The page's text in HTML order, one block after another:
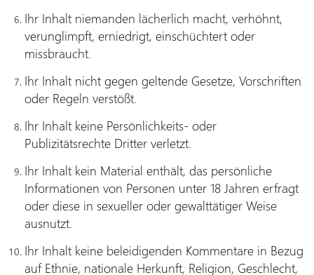
Ihr Inhalt niemanden lächerlich macht, verhöhnt,
verunglimpft, erniedrigt, einschüchtert oder
missbraucht.
Ihr Inhalt nicht gegen geltende Gesetze, Vorschriften
oder Regeln verstößt.
Ihr Inhalt keine Persönlichkeits- oder
Publizitätsrechte Dritter verletzt.
Ihr Inhalt kein Material enthält, das persönliche
Informationen von Personen unter 18 Jahren erfragt
oder diese in sexueller oder gewalttätiger Weise
ausnutzt.
Ihr Inhalt keine beleidigenden Kommentare in Bezug
auf Ethnie, nationale Herkunft, Religion, Geschlecht,